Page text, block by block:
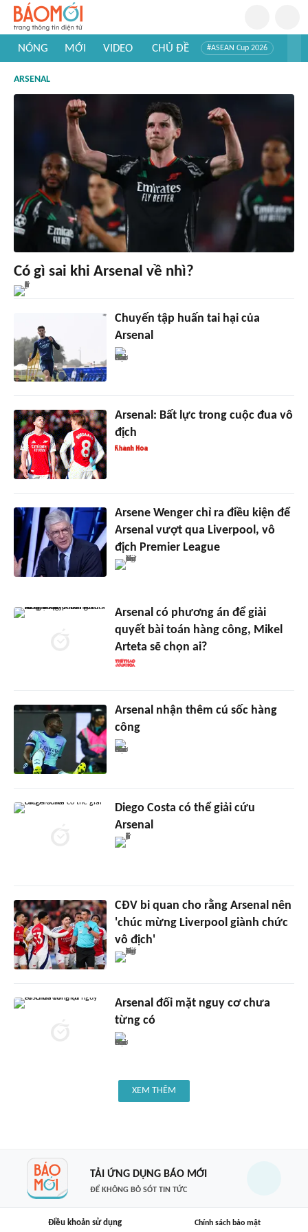
NÓNG MỚI VIDEO CHỦ ĐỀ #ASEAN Cup 2026
#Khám phá thế giới
ARSENAL
Có gì sai khi Arsenal về nhì?
Chuyến tập huấn tai hại của
Arsenal
Arsenal: Bất lực trong cuộc đua vô
địch
Arsene Wenger chỉ ra điều kiện để
Arsenal vượt qua Liverpool, vô
địch Premier League
Arsenal có phương án để giải
quyết bài toán hàng công, Mikel
Arteta sẽ chọn ai?
Arsenal nhận thêm cú sốc hàng
công
Diego Costa có thể giải cứu
Arsenal
CĐV bi quan cho rằng Arsenal nên
'chúc mừng Liverpool giành chức
vô địch'
Arsenal đối mặt nguy cơ chưa
từng có
XEM THÊM
TẢI ỨNG DỤNG BÁO MỚI
ĐỂ KHÔNG BỎ SÓT TIN TỨC
Điều khoản sử dụng Chính sách bảo mật